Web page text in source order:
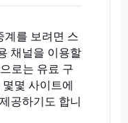
계를 보려면 스
채널을 이용할
로는 유료 구
몇 사이트에
공하기도 합니